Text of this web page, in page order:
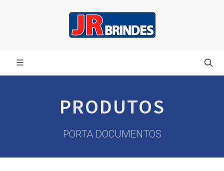
PRODUTOS
PORTA DOCUMENTOS